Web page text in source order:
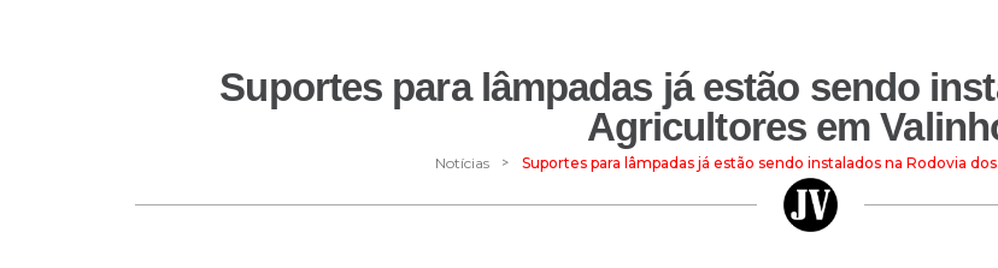
Suportes para lâmpadas já estão sendo
Agricultores em
Notícias > Suportes para lâmpadas já estão sendo instalados na Rodovia